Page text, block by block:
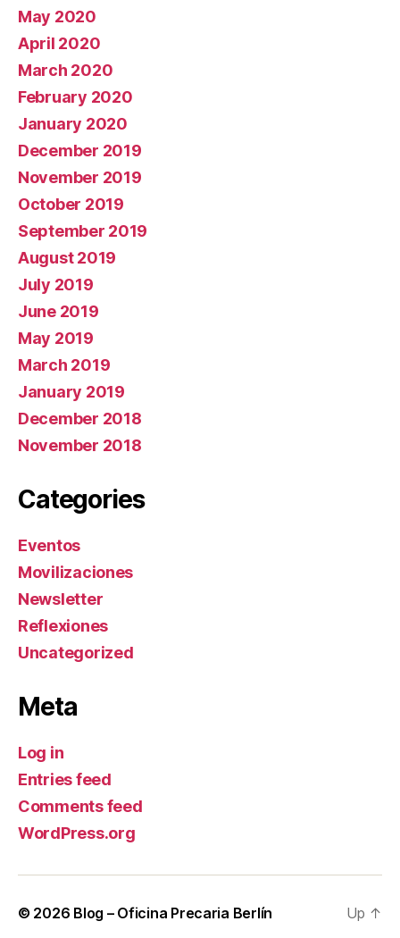
May 2020
April 2020
March 2020
February 2020
January 2020
December 2019
November 2019
October 2019
September 2019
August 2019
July 2019
June 2019
May 2019
March 2019
January 2019
December 2018
November 2018
Categories
Eventos
Movilizaciones
Newsletter
Reflexiones
Uncategorized
Meta
Log in
Entries feed
Comments feed
WordPress.org
© 2026 Blog – Oficina Precaria Berlín Up ↑